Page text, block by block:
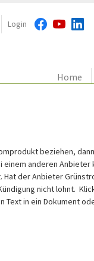
Login
Home
beziehen,
einem anderen Anbieter
der Anbieter
nicht lohnt.
in ein Dokument